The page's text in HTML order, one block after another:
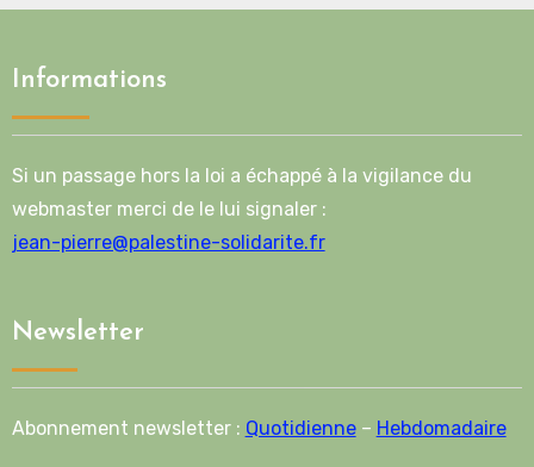
Informations
Si un passage hors la loi a échappé à la vigilance du
webmaster merci de le lui signaler :
jean-pierre@palestine-solidarite.fr
Newsletter
Abonnement newsletter : Quotidienne– Hebdomadaire